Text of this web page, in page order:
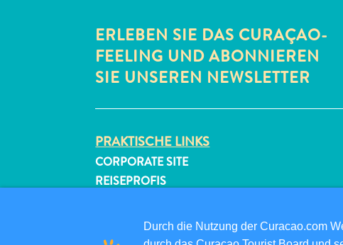
ERLEBEN SIE DAS CURAÇAO-
FEELING UND ABONNIEREN
SIE UNSEREN NEWSLETTER
PRAKTISCHE LINKS
CORPORATE SITE
REISEPROFIS
IHR EVENT EINREICHEN
Durch die Nutzung der Curacao.com